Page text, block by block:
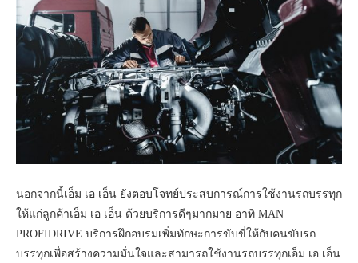
นอกจากนี้เอ็ม เอ เอ็น ยังตอบโจทย์ประสบการณ์การใช้งานรถบรรทุก
ให้แก่ลูกค้าเอ็ม เอ เอ็น ด้วยบริการดีๆมากมาย อาทิ MAN
PROFIDRIVE บริการฝึกอบรมเพิ่มทักษะการขับขี่ให้กับคนขับรถ
บรรทุกเพื่อสร้างความมั่นใจและสามารถใช้งานรถบรรทุกเอ็ม เอ เอ็น